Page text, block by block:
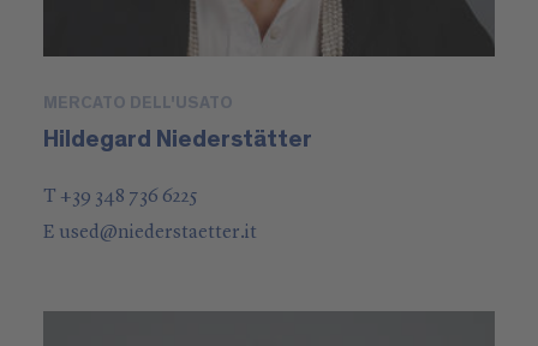
MERCATO DELL'USATO
Hildegard Niederstätter
T +39 348 736 6225
E used@niederstaetter.it